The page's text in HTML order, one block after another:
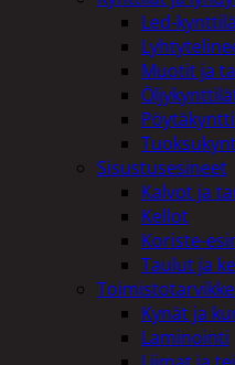
Led-
Muotit ja
Sisustusesineet
Kalvot ja
Kellot
Koriste-
Taulut ja
Kynät ja
Laminointi